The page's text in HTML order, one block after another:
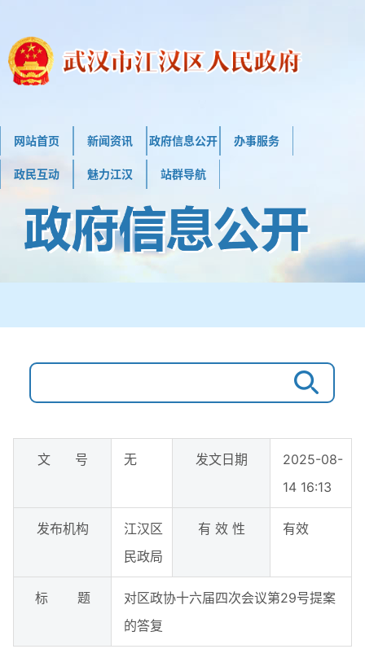
网站首页 新闻资讯 政府信息公开 办事服务
政民互动 魅力江汉 站群导航
文 号 无 发文日期
2025-08-
14 16:13
发布机构
江汉区
民政局
有 效 性 有效
标 题
对区政协十六届四次会议第29号提案
的答复